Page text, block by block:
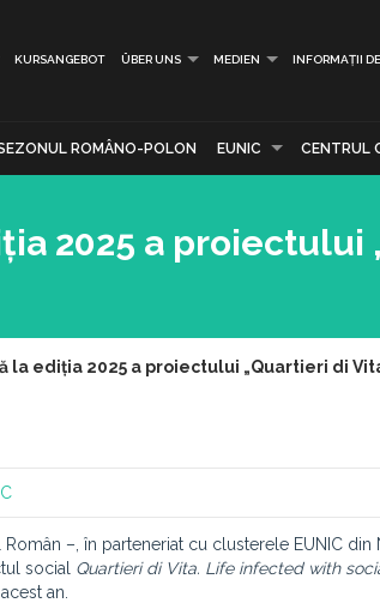
KURSANGEBOT ÜBER UNS MEDIEN INFORMAȚII
ROMÂNO-POLON EUNIC CENTRUL
2025 a proiectului
la ediția 2025 a proiectului „Quartieri di
–, în parteneriat cu clusterele EUNIC din
social Quartieri di Vita. Life infected with
an.